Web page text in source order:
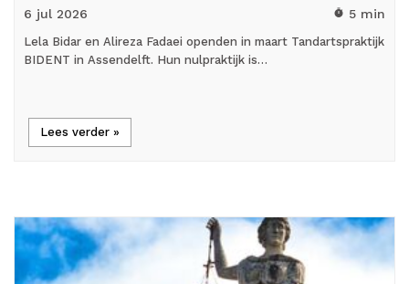
6 jul 2026 timer 5 min
Lela Bidar en Alireza Fadaei openden in maart Tandartspraktijk
BIDENT in Assendelft. Hun nulpraktijk is…
Lees verder »